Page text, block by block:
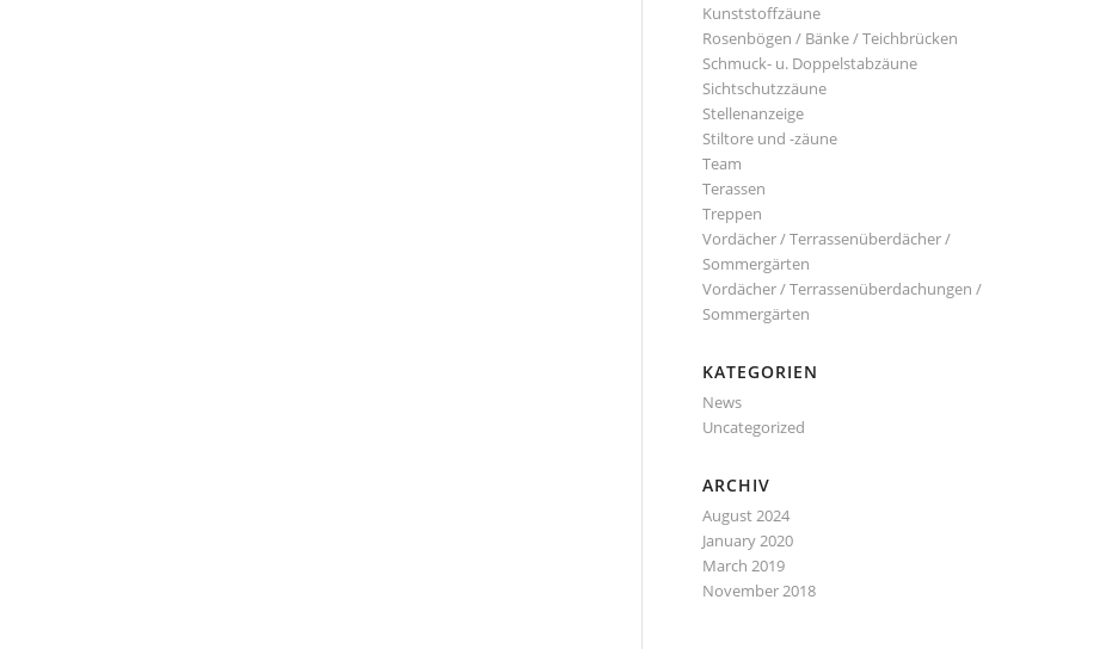
Kunststoffzäune
Rosenbögen / Bänke / Teichbrücken
Schmuck- u. Doppelstabzäune
Sichtschutzzäune
Stellenanzeige
Stiltore und -zäune
Team
Terassen
Treppen
Vordächer / Terrassenüberdächer /
Sommergärten
Vordächer / Terrassenüberdachungen /
Sommergärten
KATEGORIEN
News
Uncategorized
ARCHIV
August 2024
January 2020
March 2019
November 2018